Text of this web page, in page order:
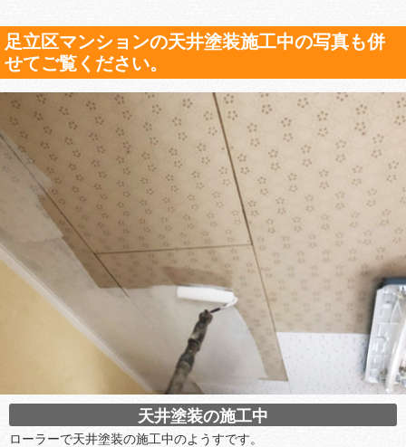
足立区マンションの天井塗装施工中の写真も併
せてご覧ください。
天井塗装の施工中
ローラーで天井塗装の施工中のようすです。